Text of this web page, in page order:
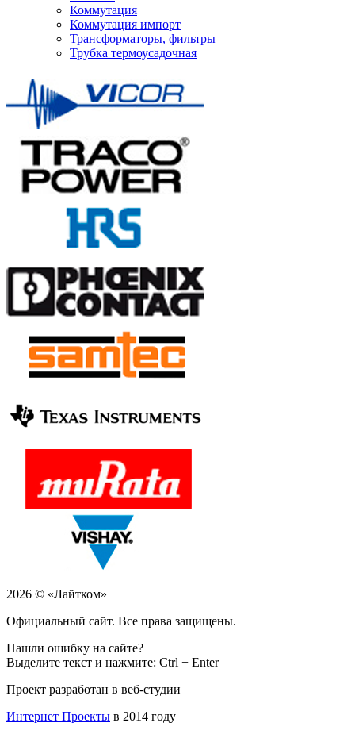
Коммутация
Коммутация импорт
Трансформаторы, фильтры
Трубка термоусадочная
2026 © «Лайтком»
Официальный сайт. Все права защищены.
Нашли ошибку на сайте?
Выделите текст и нажмите: Ctrl + Enter
Проект разработан в веб-студии
Интернет Проекты в 2014 году